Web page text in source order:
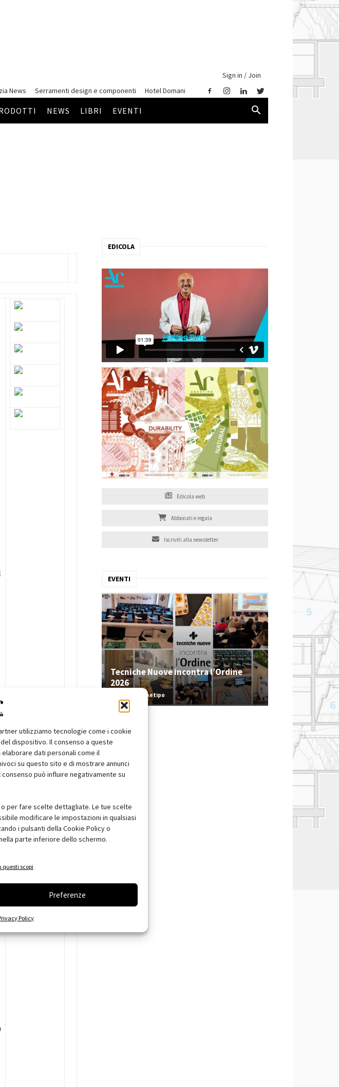
utilizziamo tecnologie come i cookie
dispositivo. Il consenso a queste
dati personali come il
su questo sito e di mostrare annunci
può influire negativamente su
per fare scelte dettagliate. Le tue scelte
modificare le impostazioni in qualsiasi
i pulsanti della Cookie Policy o
parte inferiore dello schermo.
questi scopi
Preferenze
Policy
Sign in / Join
News Serramenti design e componenti Hotel Domani
NEWS LIBRI EVENTI
EDICOLA
Edicola web
Abbonati e regala
Iscriviti alla newsletter
EVENTI
Tecniche Nuove incontra l’Ordine
2026
Redazione Arketipo